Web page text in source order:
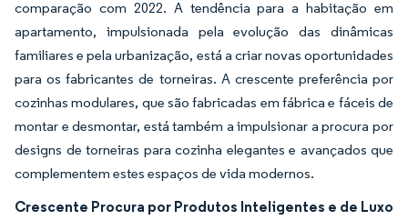
comparação com 2022. A tendência para a habitação em
apartamento, impulsionada pela evolução das dinâmicas
familiares e pela urbanização, está a criar novas oportunidades
para os fabricantes de torneiras. A crescente preferência por
cozinhas modulares, que são fabricadas em fábrica e fáceis de
montar e desmontar, está também a impulsionar a procura por
designs de torneiras para cozinha elegantes e avançados que
complementem estes espaços de vida modernos.
Crescente Procura por Produtos Inteligentes e de Luxo